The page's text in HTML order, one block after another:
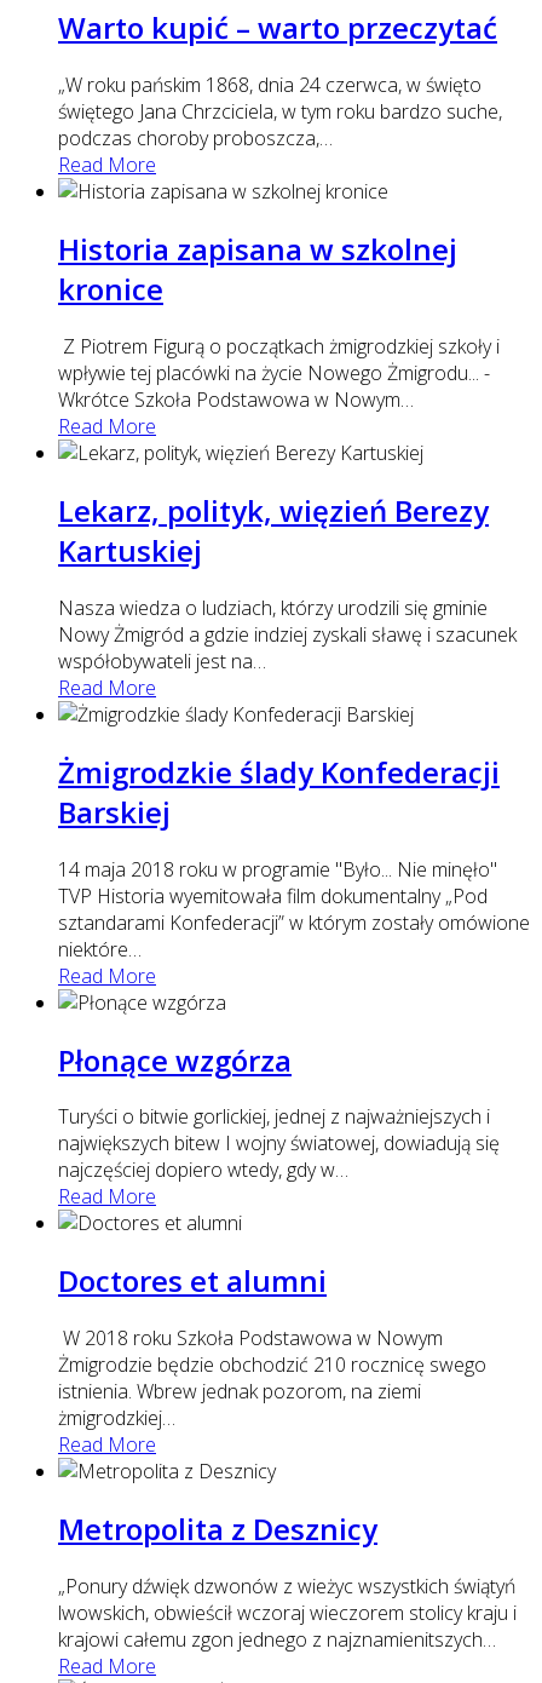
Warto kupić – warto przeczytać
„W roku pańskim 1868, dnia 24 czerwca, w święto
świętego Jana Chrzciciela, w tym roku bardzo suche,
podczas choroby proboszcza,…
Read More
Historia zapisana w szkolnej
kronice
Z Piotrem Figurą o początkach żmigrodzkiej szkoły i
wpływie tej placówki na życie Nowego Żmigrodu... -
Wkrótce Szkoła Podstawowa w Nowym…
Read More
Lekarz, polityk, więzień Berezy
Kartuskiej
Nasza wiedza o ludziach, którzy urodzili się gminie
Nowy Żmigród a gdzie indziej zyskali sławę i szacunek
współobywateli jest na…
Read More
Żmigrodzkie ślady Konfederacji
Barskiej
14 maja 2018 roku w programie "Było... Nie minęło"
TVP Historia wyemitowała film dokumentalny „Pod
sztandarami Konfederacji” w którym zostały omówione
niektóre…
Read More
Płonące wzgórza
Turyści o bitwie gorlickiej, jednej z najważniejszych i
największych bitew I wojny światowej, dowiadują się
najczęściej dopiero wtedy, gdy w…
Read More
Doctores et alumni
W 2018 roku Szkoła Podstawowa w Nowym
Żmigrodzie będzie obchodzić 210 rocznicę swego
istnienia. Wbrew jednak pozorom, na ziemi
żmigrodzkiej…
Read More
Metropolita z Desznicy
„Ponury dźwięk dzwonów z wieżyc wszystkich świątyń
lwowskich, obwieścił wczoraj wieczorem stolicy kraju i
krajowi całemu zgon jednego z najznamienitszych…
Read More